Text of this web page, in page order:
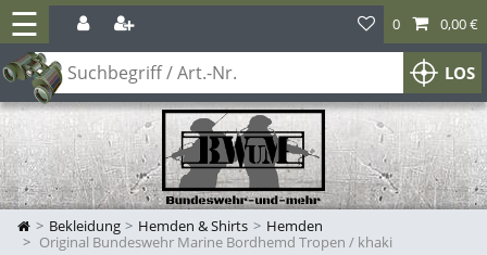
☰
LOS
0 0,00 €
Bekleidung Hemden & Shirts
Hemden
Original Bundeswehr Marine Bordhemd Tropen / khaki